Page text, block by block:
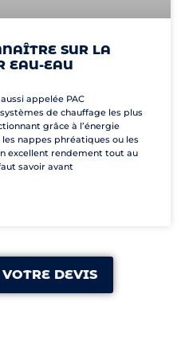
SUR LA
EAU-EAU
appelée PAC
de chauffage les plus
grâce à l’énergie
nappes phréatiques ou les
excellent rendement tout au
savoir avant
DEVIS